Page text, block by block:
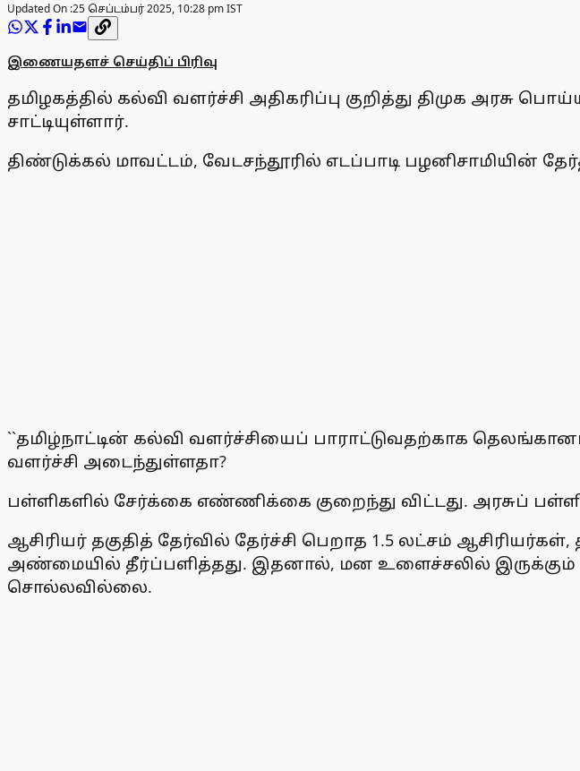
Updated On :25 செப்டம்பர் 2025, 10:28 pm IST
இணையதளச் செய்திப் பிரிவு
தமிழகத்தில் கல்வி வளர்ச்சி அதிகரிப்பு குறித்து திமுக அரசு
சாட்டியுள்ளார்.
திண்டுக்கல் மாவட்டம், வேடசந்தூரில் எடப்பாடி பழனிசாமியின்
``தமிழ்நாட்டின் கல்வி வளர்ச்சியைப் பாராட்டுவதற்காக
வளர்ச்சி அடைந்துள்ளதா?
பள்ளிகளில் சேர்க்கை எண்ணிக்கை குறைந்து விட்டது. அரசுப்
ஆசிரியர் தகுதித் தேர்வில் தேர்ச்சி பெறாத 1.5 லட்சம்
அண்மையில் தீர்ப்பளித்தது. இதனால், மன உளைச்சலில் இருக்கும்
சொல்லவில்லை.